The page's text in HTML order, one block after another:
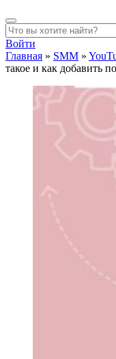
Войти
Главная » SMM »
такое и как добавить